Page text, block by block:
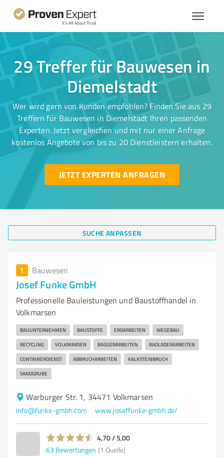
29 Treffer für Bauwesen in
Diemelstadt
Wer wird gern von Kunden empfohlen? Finden Sie aus 29
Treffern für Bauwesen in Diemelstadt Ihren passenden
Experten. Jetzt vergleichen und mit nur einer Anfrage
kostenlos Angebote von bis zu 20 Dienstleistern erhalten.
JETZT EXPERTEN ANFRAGEN
SUCHE ANPASSEN
1 Bauwesen
Josef Funke GmbH
Professionelle Bauleistungen und Baustoffhandel in
Volkmarsen
BAUUNTERNEHMEN BAUSTOFFE ERDARBEITEN WEGEBAU
RECYCLING VOLKMARSEN BAGGERARBEITEN RADLADERARBEITEN
CONTAINERDIENST ABBRUCHARBEITEN KALKSTEINBRUCH
SANDGRUBE
Warburger Str. 1, 34471 Volkmarsen
info@funke-gmbh.com www.joseffunke-gmbh.de/
4,70 / 5,00
63 Bewertungen (1 Quelle)